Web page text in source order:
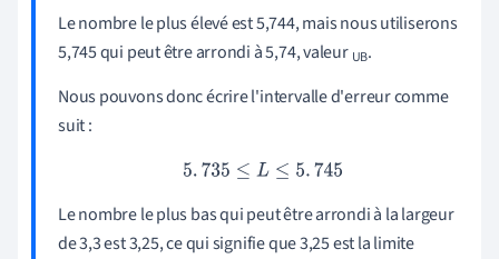
Le nombre le plus élevé est 5,744, mais nous utiliserons
5,745 qui peut être arrondi à 5,74, valeur UB.
Nous pouvons donc écrire l'intervalle d'erreur comme
suit :
5.735≤ L≤5 .745
Le nombre le plus bas qui peut être arrondi à la largeur
de 3,3 est 3,25, ce qui signifie que 3,25 est la limite